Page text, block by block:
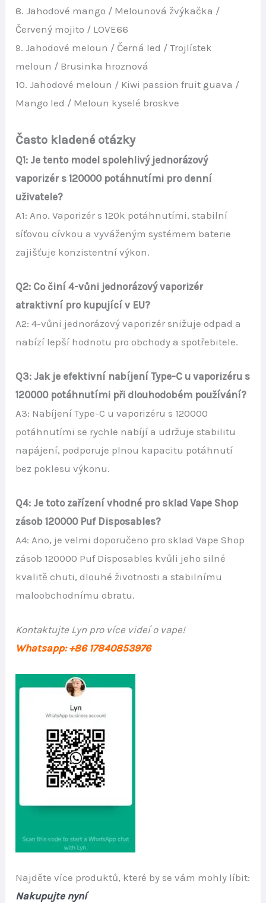
8. Jahodové mango / Melounová žvýkačka /
Červený mojito / LOVE66
9. Jahodové meloun / Černá led / Trojlístek
meloun / Brusinka hroznová
10. Jahodové meloun / Kiwi passion fruit guava /
Mango led / Meloun kyselé broskve
Často kladené otázky
Q1: Je tento model spolehlivý jednorázový
vaporizér s 120000 potáhnutími pro denní
uživatele?
A1: Ano. Vaporizér s 120k potáhnutími, stabilní
síťovou cívkou a vyváženým systémem baterie
zajišťuje konzistentní výkon.
Q2: Co činí 4-vůni jednorázový vaporizér
atraktivní pro kupující v EU?
A2: 4-vůni jednorázový vaporizér snižuje odpad a
nabízí lepší hodnotu pro obchody a spotřebitele.
Q3: Jak je efektivní nabíjení Type-C u vaporizéru s
120000 potáhnutími při dlouhodobém používání?
A3: Nabíjení Type-C u vaporizéru s 120000
potáhnutími se rychle nabíjí a udržuje stabilitu
napájení, podporuje plnou kapacitu potáhnutí
bez poklesu výkonu.
Q4: Je toto zařízení vhodné pro sklad Vape Shop
zásob 120000 Puf Disposables?
A4: Ano, je velmi doporučeno pro sklad Vape Shop
zásob 120000 Puf Disposables kvůli jeho silné
kvalitě chuti, dlouhé životnosti a stabilnímu
maloobchodnímu obratu.
Kontaktujte Lyn pro více videí o vape!
Whatsapp: +86 17840853976
Najděte více produktů, které by se vám mohly líbit:
Nakupujte nyní